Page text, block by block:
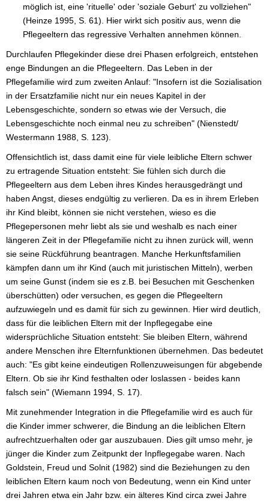
möglich ist, eine 'rituelle' oder 'soziale Geburt' zu vollziehen"
(Heinze 1995, S. 61). Hier wirkt sich positiv aus, wenn die
Pflegeeltern das regressive Verhalten annehmen können.
Durchlaufen Pflegekinder diese drei Phasen erfolgreich, entstehen
enge Bindungen an die Pflegeeltern. Das Leben in der
Pflegefamilie wird zum zweiten Anlauf: "Insofern ist die Sozialisation
in der Ersatzfamilie nicht nur ein neues Kapitel in der
Lebensgeschichte, sondern so etwas wie der Versuch, die
Lebensgeschichte noch einmal neu zu schreiben" (Nienstedt/
Westermann 1988, S. 123).
Offensichtlich ist, dass damit eine für viele leibliche Eltern schwer
zu ertragende Situation entsteht: Sie fühlen sich durch die
Pflegeeltern aus dem Leben ihres Kindes herausgedrängt und
haben Angst, dieses endgültig zu verlieren. Da es in ihrem Erleben
ihr Kind bleibt, können sie nicht verstehen, wieso es die
Pflegepersonen mehr liebt als sie und weshalb es nach einer
längeren Zeit in der Pflegefamilie nicht zu ihnen zurück will, wenn
sie seine Rückführung beantragen. Manche Herkunftsfamilien
kämpfen dann um ihr Kind (auch mit juristischen Mitteln), werben
um seine Gunst (indem sie es z.B. bei Besuchen mit Geschenken
überschütten) oder versuchen, es gegen die Pflegeeltern
aufzuwiegeln und es damit für sich zu gewinnen. Hier wird deutlich,
dass für die leiblichen Eltern mit der Inpflegegabe eine
widersprüchliche Situation entsteht: Sie bleiben Eltern, während
andere Menschen ihre Elternfunktionen übernehmen. Das bedeutet
auch: "Es gibt keine eindeutigen Rollenzuweisungen für abgebende
Eltern. Ob sie ihr Kind festhalten oder loslassen - beides kann
falsch sein" (Wiemann 1994, S. 17).
Mit zunehmender Integration in die Pflegefamilie wird es auch für
die Kinder immer schwerer, die Bindung an die leiblichen Eltern
aufrechtzuerhalten oder gar auszubauen. Dies gilt umso mehr, je
jünger die Kinder zum Zeitpunkt der Inpflegegabe waren. Nach
Goldstein, Freud und Solnit (1982) sind die Beziehungen zu den
leiblichen Eltern kaum noch von Bedeutung, wenn ein Kind unter
drei Jahren etwa ein Jahr bzw. ein älteres Kind circa zwei Jahre